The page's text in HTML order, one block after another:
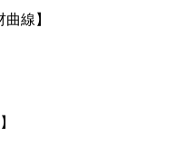
線】
】